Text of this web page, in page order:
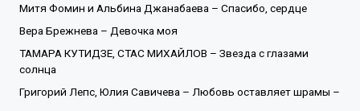
Митя Фомин и Альбина Джанабаева – Спасибо, сердце
Вера Брежнева – Девочка моя
ТАМАРА КУТИДЗЕ, СТАС МИХАЙЛОВ – Звезда с глазами
солнца
Григорий Лепс, Юлия Савичева – Любовь оставляет шрамы –